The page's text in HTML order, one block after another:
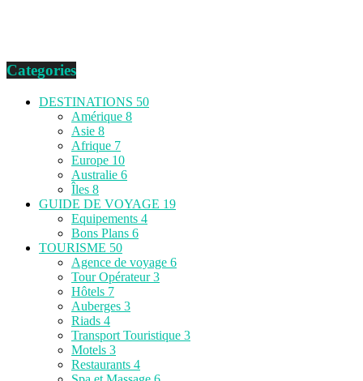
Categories
DESTINATIONS 50
Amérique 8
Asie 8
Afrique 7
Europe 10
Australie 6
Îles 8
GUIDE DE VOYAGE 19
Equipements 4
Bons Plans 6
TOURISME 50
Agence de voyage 6
Tour Opérateur3
Hôtels 7
Auberges 3
Riads 4
Transport Touristique 3
Motels 3
Restaurants 4